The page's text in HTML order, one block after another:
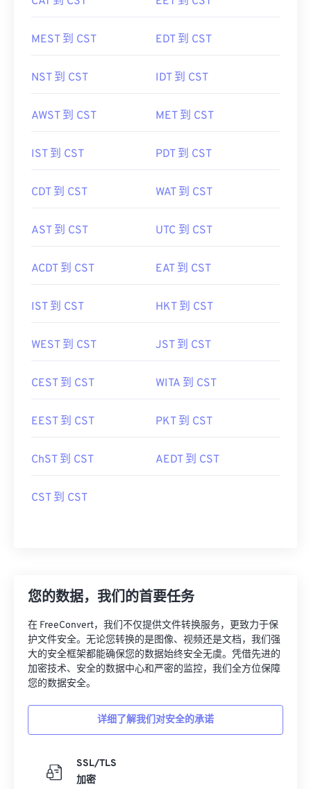
MEST 到 CST EDT 到 CST
NST 到 CST IDT 到 CST
AWST 到 CST MET 到 CST
IST 到 CST PDT 到 CST
CDT 到 CST WAT 到 CST
AST 到 CST UTC 到 CST
ACDT 到 CST EAT 到 CST
IST 到 CST HKT 到 CST
WEST 到 CST JST 到 CST
CEST 到 CST WITA 到 CST
EEST 到 CST PKT 到 CST
ChST 到 CST AEDT 到 CST
CST 到 CST
您的数据，我们的首要任务
在 FreeConvert，我们不仅提供文件转换服务，更致力于保
护文件安全。无论您转换的是图像、视频还是文档，我们强
大的安全框架都能确保您的数据始终安全无虞。凭借先进的
加密技术、安全的数据中心和严密的监控，我们全方位保障
您的数据安全。
详细了解我们对安全的承诺
SSL/TLS
加密